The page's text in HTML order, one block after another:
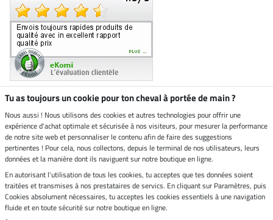
Boutique climatiquement
neutre
Livraison par
Paiement sécurisé
Tu as toujours un cookie pour ton cheval à portée de main ?
Nous aussi ! Nous utilisons des cookies et autres technologies pour offrir une
expérience d'achat optimale et sécurisée à nos visiteurs, pour mesurer la performance
de notre site web et personnaliser le contenu afin de faire des suggestions
pertinentes ! Pour cela, nous collectons, depuis le terminal de nos utilisateurs, leurs
données et la manière dont ils naviguent sur notre boutique en ligne.
En autorisant l'utilisation de tous les cookies, tu acceptes que tes données soient
traitées et transmises à nos prestataires de servics. En cliquant sur Paramètres, puis
Cookies absolument nécessaires, tu acceptes les cookies essentiels à une navigation
fluide et en toute sécurité sur notre boutique en ligne.